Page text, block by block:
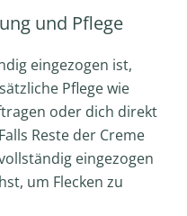
und Pflege
eingezogen ist,
Pflege wie
oder dich direkt
Reste der Creme
eingezogen
um Flecken zu